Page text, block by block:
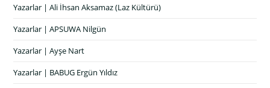
Yazarlar | Ali İhsan Aksamaz (Laz Kültürü)
Yazarlar | APSUWA Nilgün
Yazarlar | Ayşe Nart
Yazarlar | BABUG Ergün Yıldız